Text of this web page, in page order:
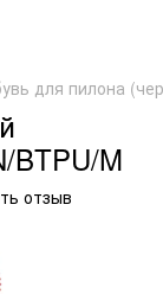
для пилона
BTPU/M
отзыв